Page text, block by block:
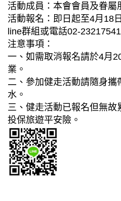
活動成員：本會會員及眷屬
活動報名：即日起至4月18
line群組或電話02-
注意事項：
一、如需取消報名請於4月
業。
二、參加健走活動請隨身攜
水。
三、健走活動已報名但無
投保旅遊平安險。